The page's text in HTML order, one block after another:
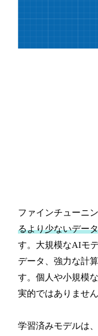
ファインチューニ
るより少ないデー
す。大規模なAIモ
データ、強力な計
す。個人や小規模
実的ではありません
学習済みモデルは